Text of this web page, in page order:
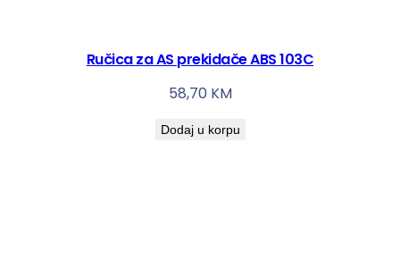
Ručica za AS prekidače ABS 103C
58,70 KM
Dodaj u korpu